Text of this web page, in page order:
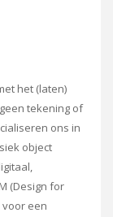
het (laten)
tekening of
ons in
object
(Design for
een